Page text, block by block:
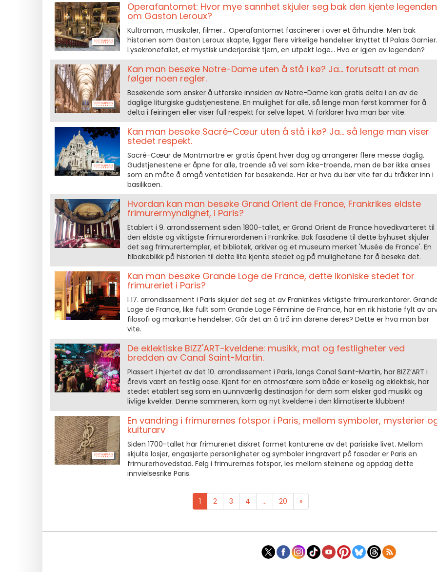
Operafantomet: Hvor mye sannhet skjuler seg bak den kjente legenden
om Gaston Leroux?
Kultroman, musikaler, filmer... Operafantomet fascinerer i over et århundre. Men bak
historien som Gaston Leroux skapte, ligger flere virkelige hendelser knyttet til Palais Garnier.
Lysekrone­fallet, et mystisk underjordisk tjern, en utpekt loge... Hva er igjen av legenden?
Kan man besøke Notre-Dame uten å stå i kø? Ja... forutsatt at man
følger noen regler.
Besøkende som ønsker å utforske innsiden av Notre-Dame kan gratis delta i en av de
daglige liturgiske gudstjenestene. En mulighet for alle, så lenge man først kommer for å
delta i feiringen eller viser full respekt for selve løpet. Vi forklarer hva man bør vite.
Kan man besøke Sacré-Cœur uten å stå i kø? Ja... så lenge man viser
stedet respekt.
Sacré-Cœur de Montmartre er gratis åpent hver dag og arrangerer flere messe daglig.
Gudstjenestene er åpne for alle, troende så vel som ikke-troende, men de bør ikke anses
som en måte å omgå ventetiden for besøkende. Her er hva du bør vite før du tråkker inn i
basilikaen.
Hvordan kan man besøke Grand Orient de France, Frankrikes eldste
frimurermyndighet, i Paris?
Etablert i 9. arrondissement siden 1800-tallet, er Grand Orient de France hovedkvarteret til
den eldste og viktigste frimurerordenen i Frankrike. Bak fasadene til dette byhuset skjuler
det seg frimurertempler, et bibliotek, arkiver og et museum merket 'Musée de France'. En
tilbakeblikk på historien til dette lite kjente stedet og på mulighetene for å besøke det.
Kan man besøke Grande Loge de France, dette ikoniske stedet for
frimureriet i Paris?
I 17. arrondissement i Paris skjuler det seg et av Frankrikes viktigste frimurerkontorer.
Loge de France, like fullt som Grande Loge Féminine de France, har en rik historie fylt av
filosofi og markante hendelser. Går det an å trå inn dørene deres? Dette er hva man bør
vite.
De eklektiske BIZZ'ART-kveldene: musikk, mat og festligheter ved
bredden av Canal Saint-Martin.
Plassert i hjertet av det 10. arrondissement i Paris, langs Canal Saint-Martin, har BIZZ’ART i
årevis vært en festlig oase. Kjent for en atmosfære som både er koselig og eklektisk, har
stedet etablert seg som en uunnværlig destinasjon for dem som elsker god musikk og
livlige kvelder. Denne sommeren, kom og nyt kveldene i den klimatiserte klubben!
En vandring i frimurernes fotspor i Paris, mellom symboler, mysterier
kulturarv
Siden 1700-tallet har frimureriet diskret formet konturene av det parisiske livet. Mellom
skjulte losjer, engasjerte personligheter og symboler inngravert på fasader er Paris en
frimurerhovedstad. Følg i frimurernes fotspor, les mellom steinene og oppdag dette
innvielsesrike Paris.
1 2 3 4 ... 20 »